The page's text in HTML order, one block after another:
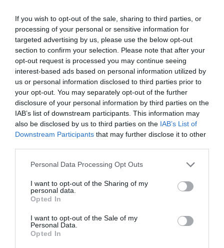
If you wish to opt-out of the sale, sharing to third parties, or
processing of your personal or sensitive information for
targeted advertising by us, please use the below opt-out
section to confirm your selection. Please note that after your
opt-out request is processed you may continue seeing
interest-based ads based on personal information utilized by
us or personal information disclosed to third parties prior to
your opt-out. You may separately opt-out of the further
disclosure of your personal information by third parties on the
IAB’s list of downstream participants. This information may
also be disclosed by us to third parties on the IAB’s List of
Downstream Participants that may further disclose it to other
Please note that this website/app uses one or more Google
not limited to your visit or usage behaviour. You may click to
grant or deny consent to Google and its third-party tags to
use your data for below specified purposes in below Google
consent section.
Personal Data Processing Opt Outs
I want to opt-out of the Sharing of my
personal data.
Opted In
I want to opt-out of the Sale of my
Personal Data.
Opted In
07.08.2026
Παγκόσμια Ημέρα Μπύρας: Η ιστορία της
μπύρας σε ένα ποτήρι